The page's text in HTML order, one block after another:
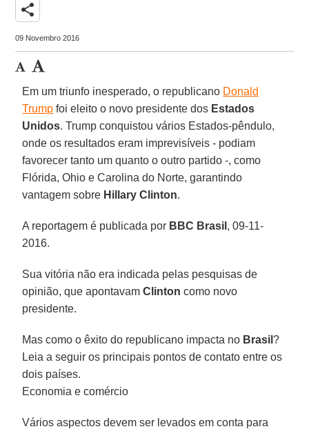
share
09 Novembro 2016
Em um triunfo inesperado, o republicano Donald
Trump foi eleito o novo presidente dos Estados
Unidos. Trump conquistou vários Estados-pêndulo,
onde os resultados eram imprevisíveis - podiam
favorecer tanto um quanto o outro partido -, como
Flórida, Ohio e Carolina do Norte, garantindo
vantagem sobre Hillary Clinton.
A reportagem é publicada por BBC Brasil , 09-11-
2016.
Sua vitória não era indicada pelas pesquisas de
opinião, que apontavamClinton como novo
presidente.
Mas como o êxito do republicano impacta no Brasil?
Leia a seguir os principais pontos de contato entre os
dois países.
Economia e comércio
Vários aspectos devem ser levados em conta para